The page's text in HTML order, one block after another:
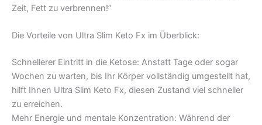
Zeit, Fett zu verbrennen!”
Die Vorteile von Ultra Slim Keto Fx im Überblick:
Schnellerer Eintritt in die Ketose: Anstatt Tage oder sogar
Wochen zu warten, bis Ihr Körper vollständig umgestellt hat,
hilft Ihnen Ultra Slim Keto Fx, diesen Zustand viel schneller
zu erreichen.
Mehr Energie und mentale Konzentration: Während der